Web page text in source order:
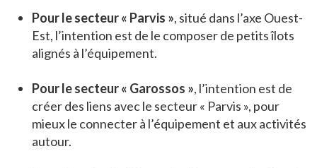
Pour le secteur « Parvis », situé dans l’axe Ouest-
Est, l’intention est de le composer de petits îlots
alignés à l’équipement.
Pour le secteur « Garossos », l’intention est de
créer des liens avec le secteur « Parvis », pour
mieux le connecter à l’équipement et aux activités
autour.